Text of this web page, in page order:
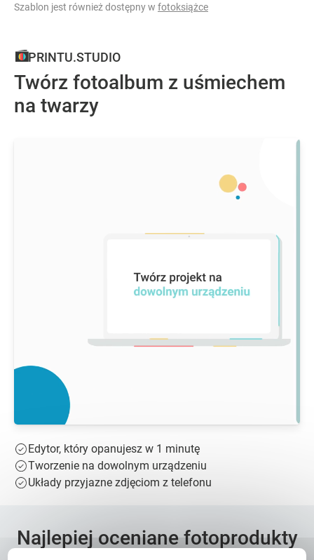
Szablon jest również dostępny w fotoksiążce
PRINTU.STUDIO
Twórz fotoalbum z uśmiechem
na twarzy
Edytor, który opanujesz w 1 minutę
Tworzenie na dowolnym urządzeniu
Układy przyjazne zdjęciom z telefonu
Najlepiej oceniane fotoprodukty